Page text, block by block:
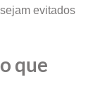
evitados
que